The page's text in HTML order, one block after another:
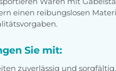
einen reibungslosen
Sie mit:
zuverlässig und sorgfältig.